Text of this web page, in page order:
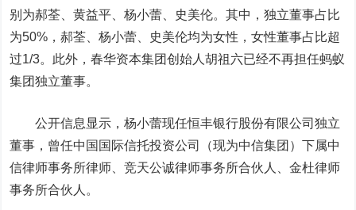
别为郝荃、黄益平、杨小蕾、史美伦。其中，独立董事占比
为50%，郝荃、杨小蕾、史美伦均为女性，女性董事占比超
过1/3。此外，春华资本集团创始人胡祖六已经不再担任蚂蚁
集团独立董事。
公开信息显示，杨小蕾现任恒丰银行股份有限公司独立
董事，曾任中国国际信托投资公司（现为中信集团）下属中
信律师事务所律师、竞天公诚律师事务所合伙人、金杜律师
事务所合伙人。